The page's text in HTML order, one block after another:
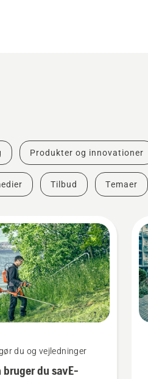
Produkter og innovationer
Tilbud Temaer
du og vejledninger
bruger du savE-